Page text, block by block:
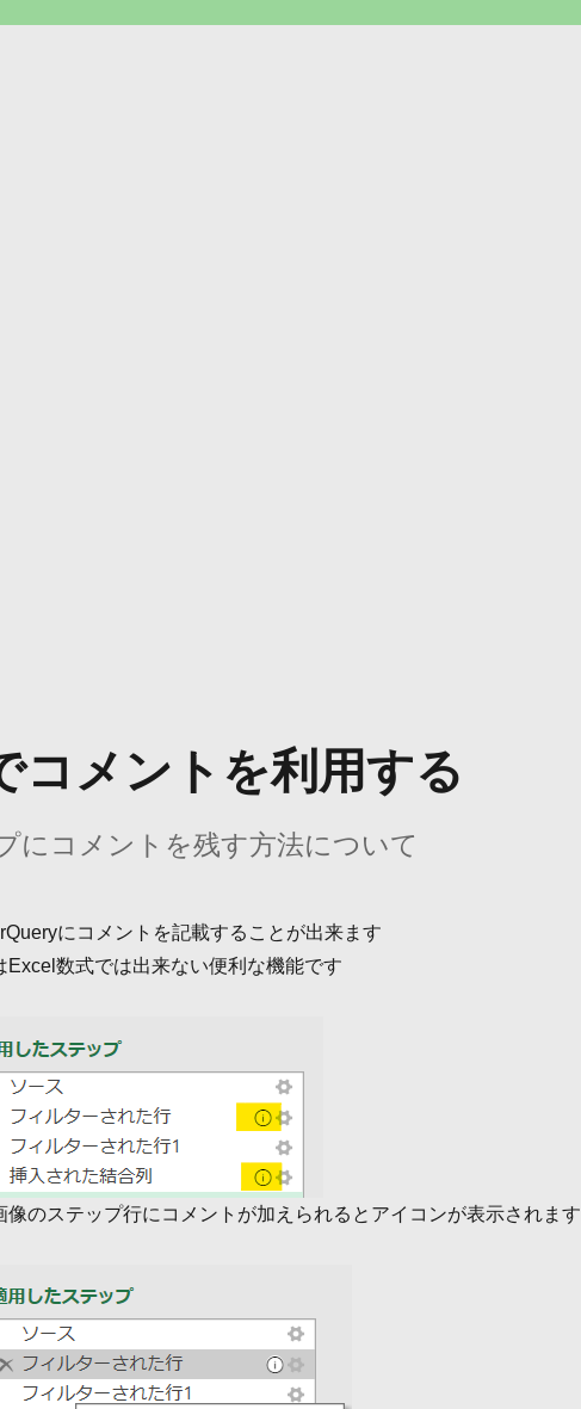
メントを利用する
にコメントを残す方法について
にコメントを記載することが出来ます
Excel数式では出来ない便利な機能です
像のステップ行にコメントが加えられるとアイコンが表示されます